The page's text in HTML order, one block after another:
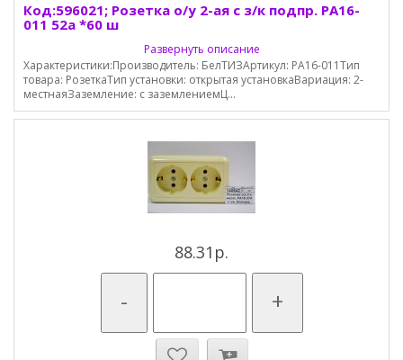
Код:596021; Розетка о/у 2-ая с з/к подпр. РА16-
011 52а *60 ш
Развернуть описание
Характеристики:Производитель: БелТИЗАртикул: РА16-011Тип
товара: РозеткаТип установки: открытая установкаВариация: 2-
местнаяЗаземление: с заземлениемЦ...
88.31р.
- +